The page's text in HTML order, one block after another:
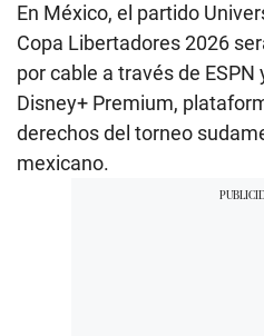
En México, el partido
Copa Libertadores 2026
por cable a través de
Disney+ Premium,
derechos del torneo
mexicano.